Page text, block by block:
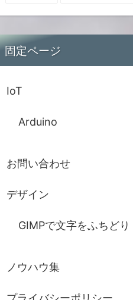
固定ページ
IoT
Arduino
お問い合わせ
デザイン
GIMPで文字をふちどり
ノウハウ集